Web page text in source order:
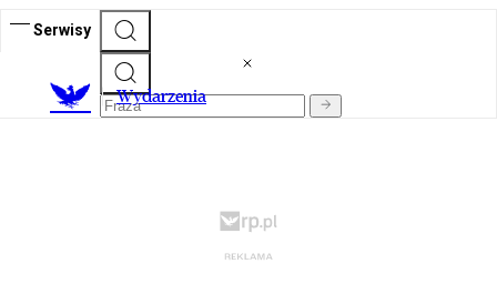
Serwisy
Wydarzenia